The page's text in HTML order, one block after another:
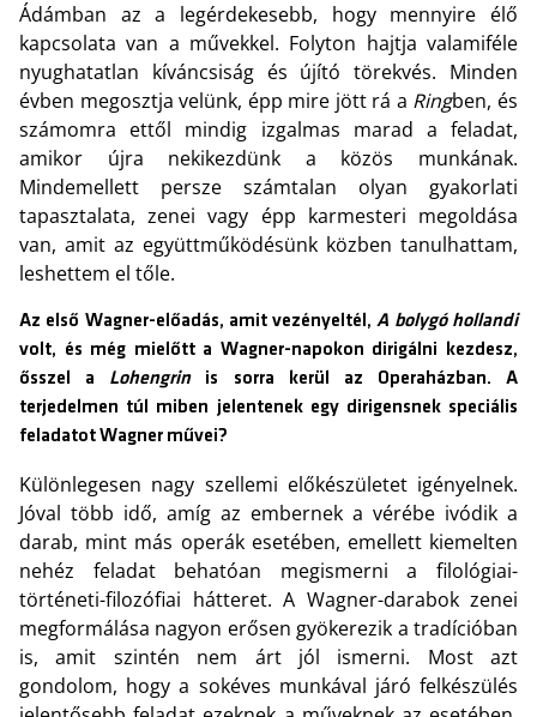
Ádámban az a legérdekesebb, hogy mennyire élő
kapcsolata van a művekkel. Folyton hajtja valamiféle
nyughatatlan kíváncsiság és újító törekvés. Minden
évben megosztja velünk, épp mire jött rá a Ringben, és
számomra ettől mindig izgalmas marad a feladat,
amikor újra nekikezdünk a közös munkának.
Mindemellett persze számtalan olyan gyakorlati
tapasztalata, zenei vagy épp karmesteri megoldása
van, amit az együttműködésünk közben tanulhattam,
leshettem el tőle.
Az első Wagner-előadás, amit vezényeltél,A bolygó hollandi
volt, és még mielőtt a Wagner-napokon dirigálni kezdesz,
ősszel a Lohengrinis sorra kerül az Operaházban. A
terjedelmen túl miben jelentenek egy dirigensnek speciális
feladatot Wagner művei?
Különlegesen nagy szellemi előkészületet igényelnek.
Jóval több idő, amíg az embernek a vérébe ivódik a
darab, mint más operák esetében, emellett kiemelten
nehéz feladat behatóan megismerni a filológiai-
történeti-filozófiai hátteret. A Wagner-darabok zenei
megformálása nagyon erősen gyökerezik a tradícióban
is, amit szintén nem árt jól ismerni. Most azt
gondolom, hogy a sokéves munkával járó felkészülés